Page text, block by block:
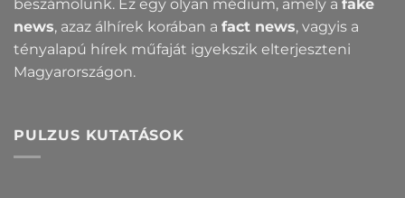
beszámolunk. Ez egy olyan médium, amely a fake
news, azaz álhírek korában a fact news, vagyis a
tényalapú hírek műfaját igyekszik elterjeszteni
Magyarországon.
PULZUS KUTATÁSOK